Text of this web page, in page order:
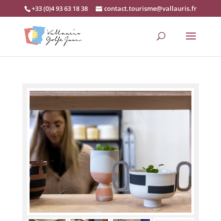
+33 (0)4 93 63 18 38 contact.tourisme@vallauris.fr